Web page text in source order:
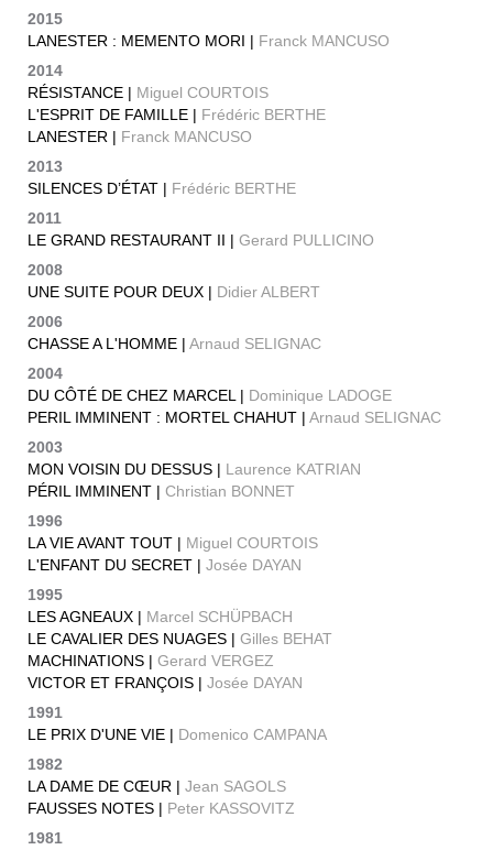
2015
LANESTER : MEMENTO MORI | Franck MANCUSO
2014
RÉSISTANCE | Miguel COURTOIS
L'ESPRIT DE FAMILLE | Frédéric BERTHE
LANESTER | Franck MANCUSO
2013
SILENCES D’ÉTAT | Frédéric BERTHE
2011
LE GRAND RESTAURANT II | Gerard PULLICINO
2008
UNE SUITE POUR DEUX | Didier ALBERT
2006
CHASSE A L'HOMME | Arnaud SELIGNAC
2004
DU CÔTÉ DE CHEZ MARCEL | Dominique LADOGE
PERIL IMMINENT : MORTEL CHAHUT | Arnaud SELIGNAC
2003
MON VOISIN DU DESSUS | Laurence KATRIAN
PÉRIL IMMINENT | Christian BONNET
1996
LA VIE AVANT TOUT | Miguel COURTOIS
L'ENFANT DU SECRET | Josée DAYAN
1995
LES AGNEAUX | Marcel SCHÜPBACH
LE CAVALIER DES NUAGES | Gilles BEHAT
MACHINATIONS | Gerard VERGEZ
VICTOR ET FRANÇOIS | Josée DAYAN
1991
LE PRIX D'UNE VIE | Domenico CAMPANA
1982
LA DAME DE CŒUR | Jean SAGOLS
FAUSSES NOTES | Peter KASSOVITZ
1981